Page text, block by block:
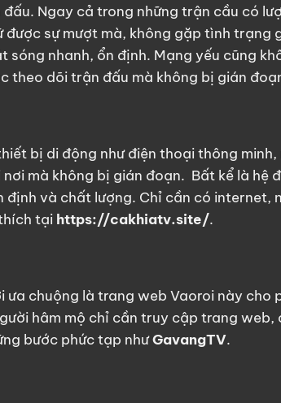
Ngay cả trong những trận cầu có
được sự mượt mà, không gặp tình trạng
nhanh, ổn định. Mạng yếu cũng
theo dõi trận đấu mà không bị gián
bị di động như điện thoại thông
mà không bị gián đoạn. Bất kể là hệ
và chất lượng. Chỉ cần có internet,
tại https://cakhiatv.site/.
ưa chuộng là trang web Vaoroi này cho
hâm mộ chỉ cần truy cập trang web,
bước phức tạp nhưGavangTV.